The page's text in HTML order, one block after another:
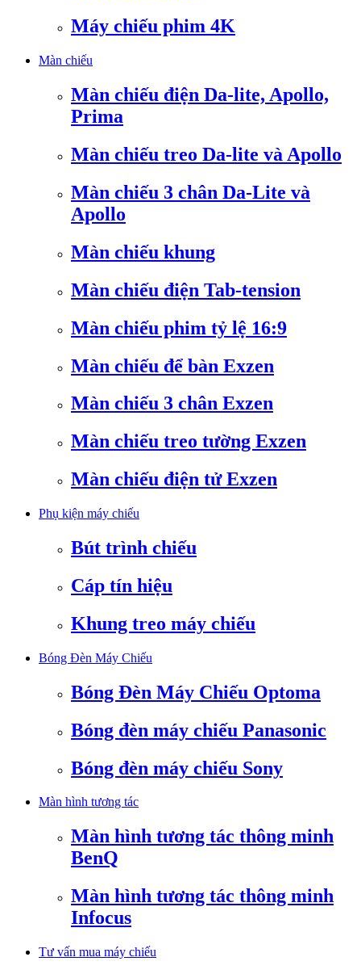
Máy chiếu phim 4K
Màn chiếu
Màn chiếu điện Da-lite, Apollo,
Prima
Màn chiếu treo Da-lite và Apollo
Màn chiếu 3 chân Da-Lite và
Apollo
Màn chiếu khung
Màn chiếu điện Tab-tension
Màn chiếu phim tỷ lệ 16:9
Màn chiếu để bàn Exzen
Màn chiếu 3 chân Exzen
Màn chiếu treo tường Exzen
Màn chiếu điện tử Exzen
Phụ kiện máy chiếu
Bút trình chiếu
Cáp tín hiệu
Khung treo máy chiếu
Bóng Đèn Máy Chiếu
Bóng Đèn Máy Chiếu Optoma
Bóng đèn máy chiếu Panasonic
Bóng đèn máy chiếu Sony
Màn hình tương tác
Màn hình tương tác thông minh
BenQ
Màn hình tương tác thông minh
Infocus
Tư vấn mua máy chiếu